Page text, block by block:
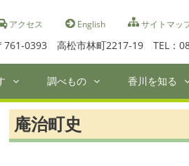
アクセス English サイトマッ
761-0393 高松市林町2217-19 TEL：
調べもの 香川を知る
庵治町史